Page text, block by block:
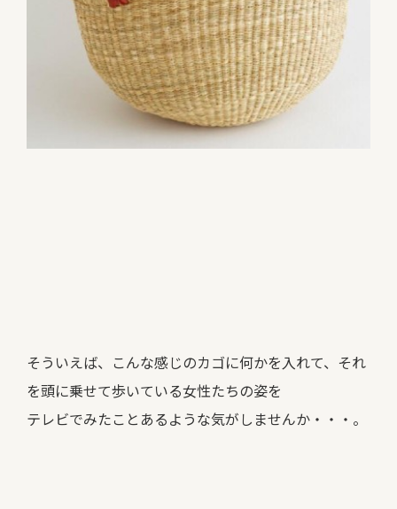
そういえば、こんな感じのカゴに何かを入れて、それ
を頭に乗せて歩いている女性たちの姿を
テレビでみたことあるような気がしませんか・・・。